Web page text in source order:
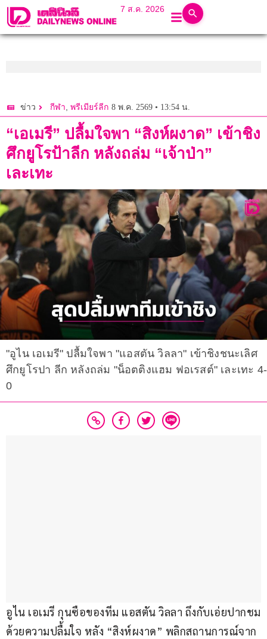
7 ส.ค. 2026
ข่าว กีฬา, พรีเมียร์ลีก 8 พ.ค. 2569 • 13:54 น.
“เอเมรี” ปลื้มใจพา “สิงห์ผงาด” เข้าชิง
ศึกยูโรป้าลีก หลังถล่ม “เจ้าป่า”
เละเทะ
"อูไน เอเมรี" ปลื้มใจพา "แอสตัน วิลลา" เข้าชิงชนะเลิศ
ศึกยูโรปา ลีก หลังถล่ม "น็อตติงแฮม ฟอเรสต์" เละเทะ 4-
0
อูไน เอเมรี กุนซือของทีม แอสตัน วิลลา ถึงกับเอ่ยปากชม
ด้วยความปลื้มใจ หลัง “สิงห์ผงาด” พลิกสถานการณ์จาก